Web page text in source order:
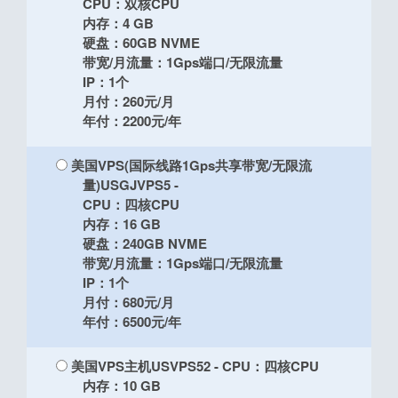
内存：4 GB
硬盘：60GB NVME
带宽/月流量：1Gps端口/无限流量
IP：1个
月付：260元/月
年付：2200元/年
美国VPS(国际线路1Gps共享带宽/无限流
量)USGJVPS5-
CPU：四核CPU
内存：16 GB
硬盘：240GB NVME
带宽/月流量：1Gps端口/无限流量
IP：1个
月付：680元/月
年付：6500元/年
美国VPS主机USVPS52- CPU：四核CPU
内存：10 GB